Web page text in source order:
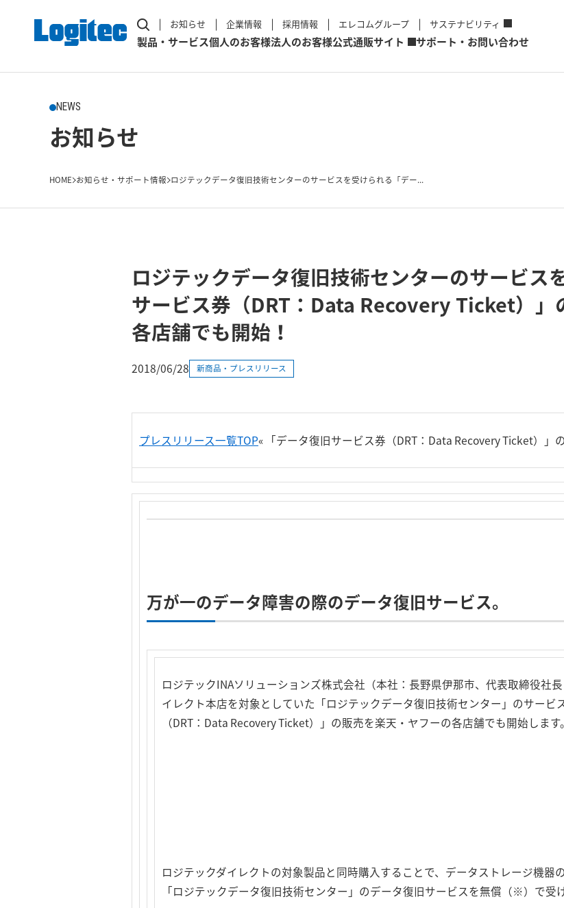
お知らせ 企業情報 採用情報 エレコムグループ サステナビリティ
製品・サービス個人のお客様法人のお客様公式通販サイト サポート・お問い合わせ
NEWS
お知らせ
HOME お知らせ・サポート情報 ロジテックデータ復旧技術センターのサービスを受けられる「デー...
ロジテックデータ復旧技術センターのサービス
サービス券（DRT：Data Recovery Ticket）」
各店舗でも開始！
2018/06/28 新商品・プレスリリース
プレスリリース一覧TOP« 「データ復旧サービス券（DRT：Data Recovery Ticket）」
万が一のデータ障害の際のデータ復旧サービス。
ロジテックINAソリューションズ株式会社（本社：長野県伊那市、代表取締役社
イレクト本店を対象としていた「ロジテックデータ復旧技術センター」のサービ
（DRT：Data Recovery Ticket）」の販売を楽天・ヤフーの各店舗でも開始します。
ロジテックダイレクトの対象製品と同時購入することで、データストレージ機器
「ロジテックデータ復旧技術センター」のデータ復旧サービスを無償（※）で受